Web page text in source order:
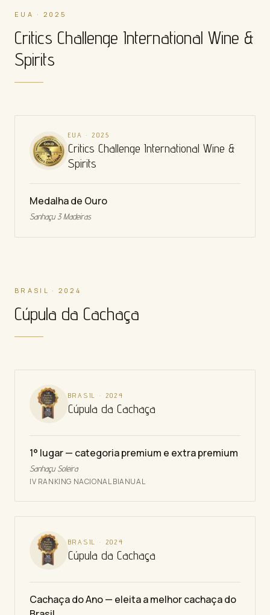
EUA · 2025
Critics Challenge International Wine &
Spirits
EUA · 2025
Critics Challenge International Wine &
Spirits
Medalha de Ouro
Sanhaçu 3 Madeiras
BRASIL · 2024
Cúpula da Cachaça
BRASIL · 2024
Cúpula da Cachaça
1° lugar — categoria premium e extra premium
Sanhaçu Soleira
IV RANKING NACIONAL BIANUAL
BRASIL · 2024
Cúpula da Cachaça
Cachaça do Ano — eleita a melhor cachaça do